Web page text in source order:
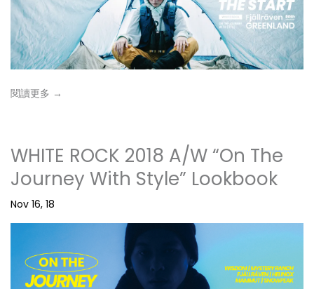
閱讀更多 →
WHITE ROCK 2018 A/W “On The
Journey With Style” Lookbook
Nov 16, 18